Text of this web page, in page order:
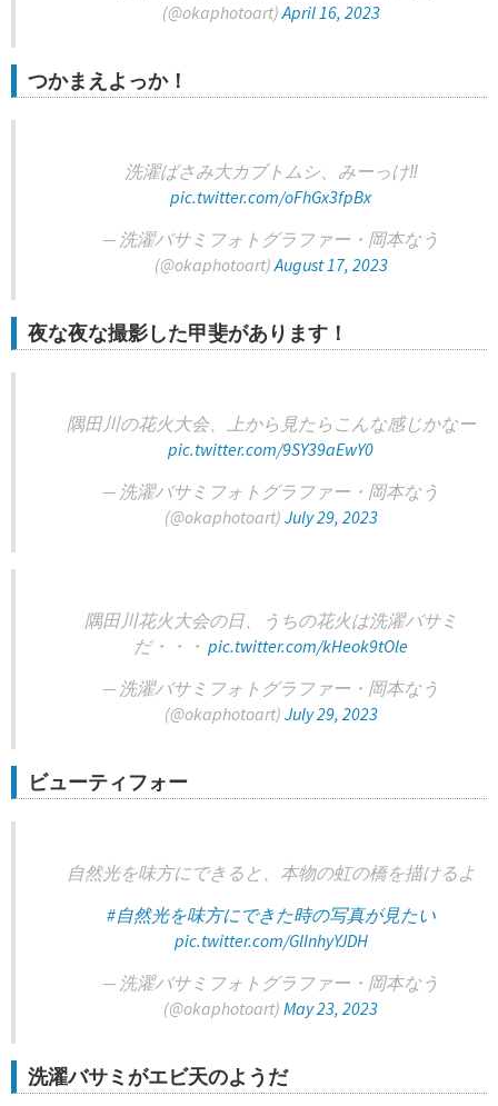
(@okaphotoart)April 16, 2023
つかまえよっか！
洗濯ばさみ大カブトムシ、みーっけ‼️
pic.twitter.com/oFhGx3fpBx
— 洗濯バサミフォトグラファー・岡本なう
(@okaphotoart)August 17, 2023
夜な夜な撮影した甲斐があります！
隅田川の花火大会、上から見たらこんな感じかなー
pic.twitter.com/9SY39aEwY0
— 洗濯バサミフォトグラファー・岡本なう
(@okaphotoart) July 29, 2023
隅田川花火大会の日、うちの花火は洗濯バサミ
だ・・・ pic.twitter.com/kHeok9tOle
— 洗濯バサミフォトグラファー・岡本なう
(@okaphotoart) July 29, 2023
ビューティフォー
自然光を味方にできると、本物の虹の橋を描けるよ
#自然光を味方にできた時の写真が見たい
pic.twitter.com/GlInhyYJDH
— 洗濯バサミフォトグラファー・岡本なう
(@okaphotoart) May 23, 2023
洗濯バサミがエビ天のようだ